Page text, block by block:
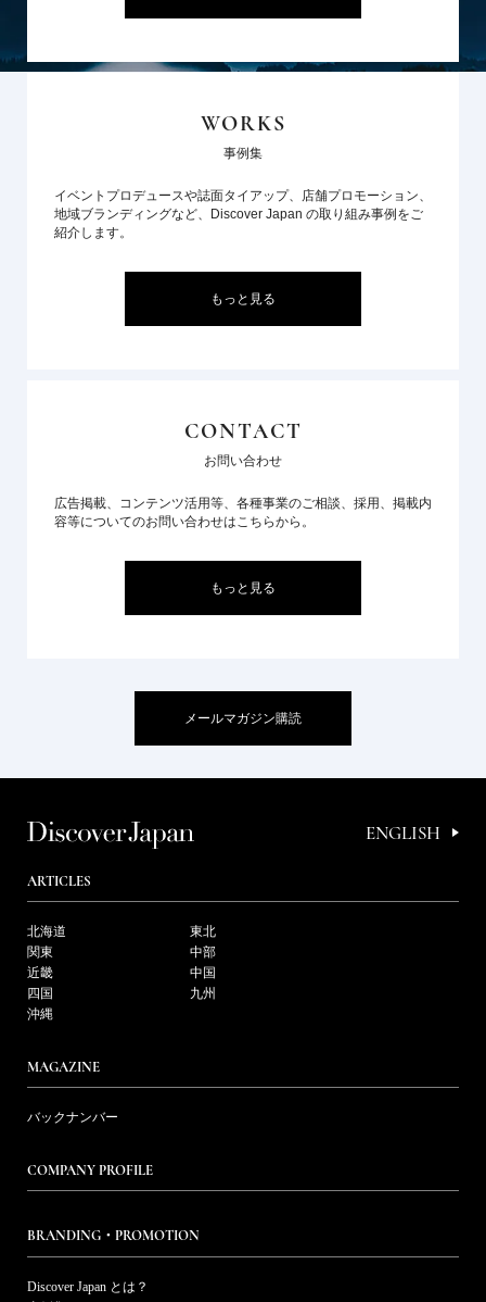
WORKS
事例集
イベントプロデュースや誌面タイアップ、店舗プロモーション、
地域ブランディングなど、Discover Japan の取り組み事例をご
紹介します。
もっと見る
CONTACT
お問い合わせ
広告掲載、コンテンツ活用等、各種事業のご相談、採用、掲載内
容等についてのお問い合わせはこちらから。
もっと見る
メールマガジン購読
ENGLISH
ARTICLES
北海道
東北
関東
中部
近畿
中国
四国
九州
沖縄
MAGAZINE
バックナンバー
COMPANY PROFILE
BRANDING・PROMOTION
Discover Japan とは？